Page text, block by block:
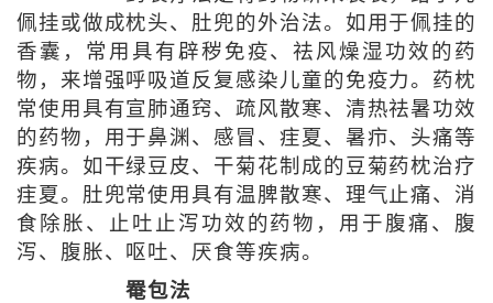
佩挂或做成枕头、肚兜的外治法。如用于佩挂的
香囊，常用具有辟秽免疫、祛风燥湿功效的药
物，来增强呼吸道反复感染儿童的免疫力。药枕
常使用具有宣肺通窍、疏风散寒、清热祛暑功效
的药物，用于鼻渊、感冒、疰夏、暑疖、头痛等
疾病。如干绿豆皮、干菊花制成的豆菊药枕治疗
疰夏。肚兜常使用具有温脾散寒、理气止痛、消
食除胀、止吐止泻功效的药物，用于腹痛、腹
泻、腹胀、呕吐、厌食等疾病。
罨包法